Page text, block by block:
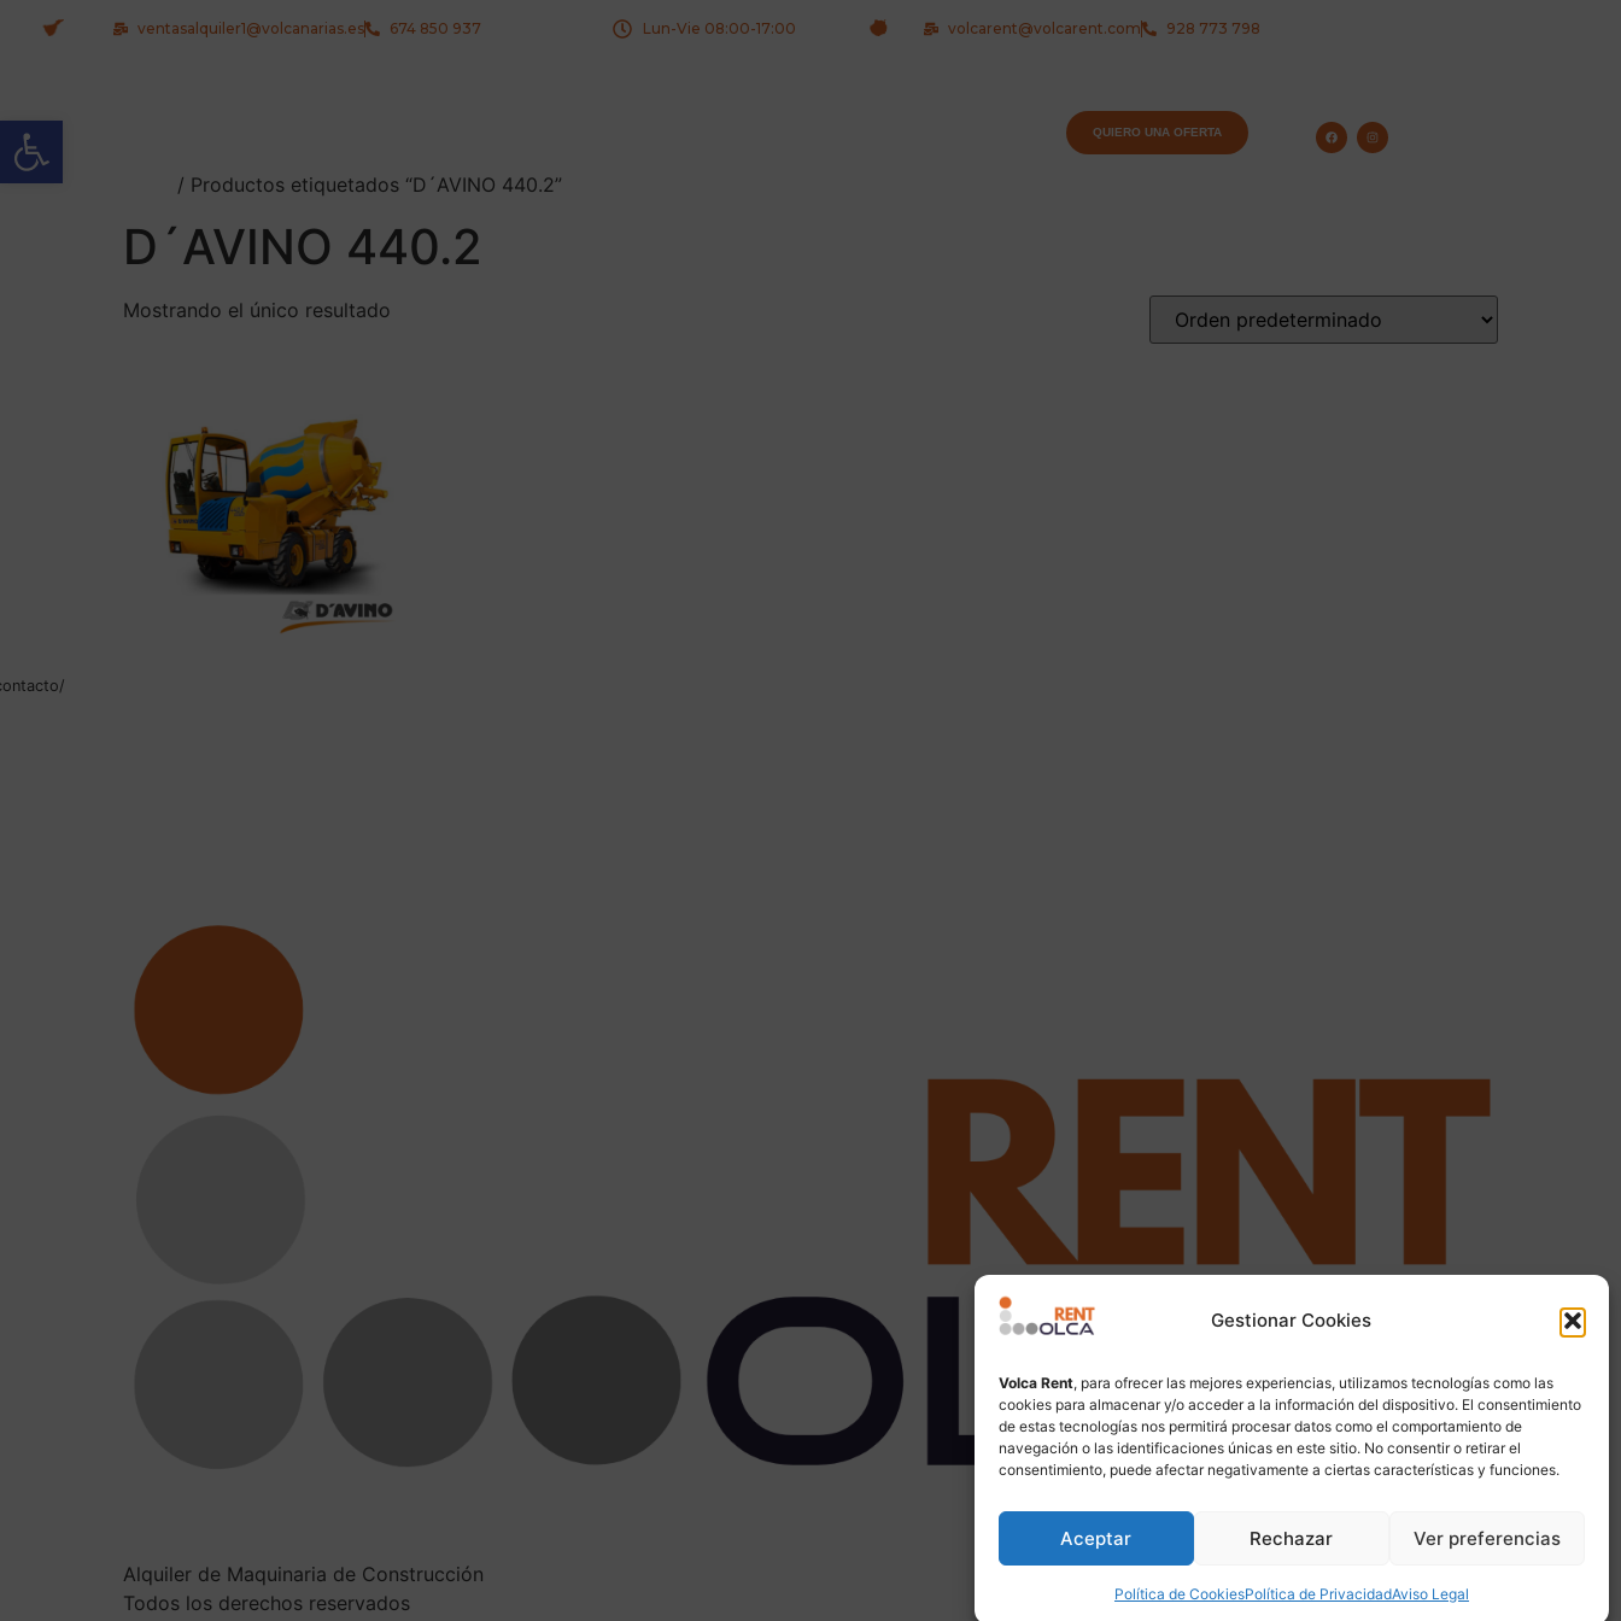
Abrir barra de herramientas
Gestionar Cookies
Volca Rent, para ofrecer las mejores experiencias, utilizamos tecnologías como las
cookies para almacenar y/o acceder a la información del dispositivo. El consentimiento
de estas tecnologías nos permitirá procesar datos como el comportamiento de
navegación o las identificaciones únicas en este sitio. No consentir o retirar el
consentimiento, puede afectar negativamente a ciertas características y funciones.
Aceptar Rechazar Ver preferencias
Política de CookiesPolítica de PrivacidadAviso Legal
ventasalquiler1@volcanarias.es 674 850 937 Lun-Vie 08:00-17:00 volcarent@volcarent.com 928 773 798
QUIERO UNA OFERTA
/ Productos etiquetados “D´AVINO 440.2”
D´AVINO 440.2
Mostrando el único resultado
Alquiler de Maquinaria de Construcción
Todos los derechos reservados